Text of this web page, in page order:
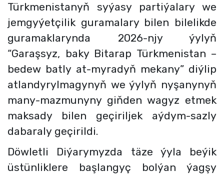
Türkmenistanyň syýasy partiýalary we
jemgyýetçilik guramalary bilen bilelikde
guramaklarynda 2026-njy ýylyň
“Garaşsyz, baky Bitarap Türkmenistan –
bedew batly at-myradyň mekany” diýlip
atlandyrylmagynyň we ýylyň nyşanynyň
many-mazmunyny giňden wagyz etmek
maksady bilen geçiriljek aýdym-sazly
dabaraly geçirildi.
Döwletli Diýarymyzda täze ýyla beýik
üstünliklere başlangyç bolýan ýagşy